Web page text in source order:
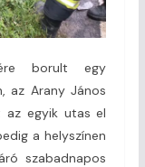
borult egy
az Arany János
az egyik utas el
a helyszínen
szabadnapos